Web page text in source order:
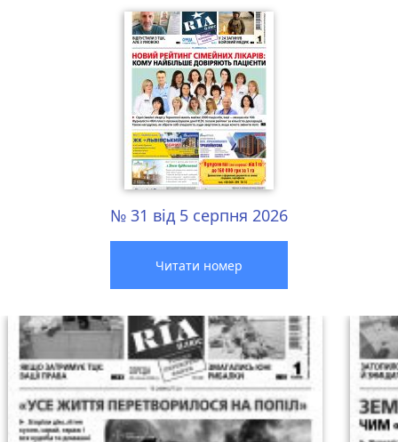
№ 31 від 5 серпня 2026
Читати номер